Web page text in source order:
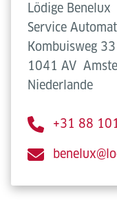
Lödige Benelux
Service
Kombuisweg 33
1041 AV
Niederlande
+31 88